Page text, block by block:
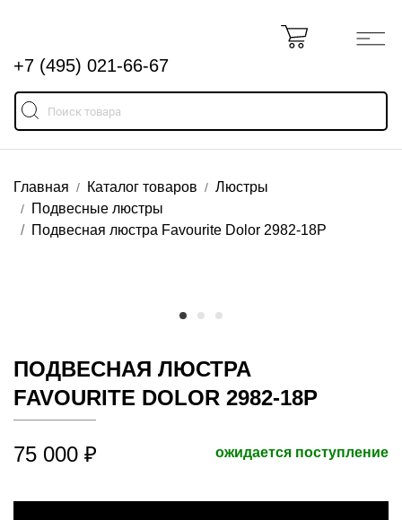
+7 (495) 021-66-67
Главная Каталог товаров
Люстры
Подвесные люстры
Подвесная люстра Favourite Dolor 2982-18P
ПОДВЕСНАЯ ЛЮСТРА
FAVOURITE DOLOR 2982-18P
75 000 ₽ ожидается поступление